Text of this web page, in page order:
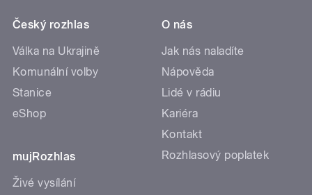
Český rozhlas
Válka na Ukrajině
Komunální volby
Stanice
eShop
mujRozhlas
Živé vysílání
O nás
Jak nás naladíte
Nápověda
Lidé v rádiu
Kariéra
Kontakt
Rozhlasový poplatek